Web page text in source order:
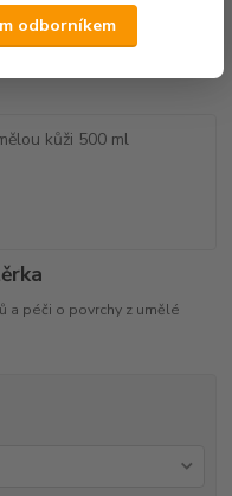
odborníkem
a péči o povrchy z umělé